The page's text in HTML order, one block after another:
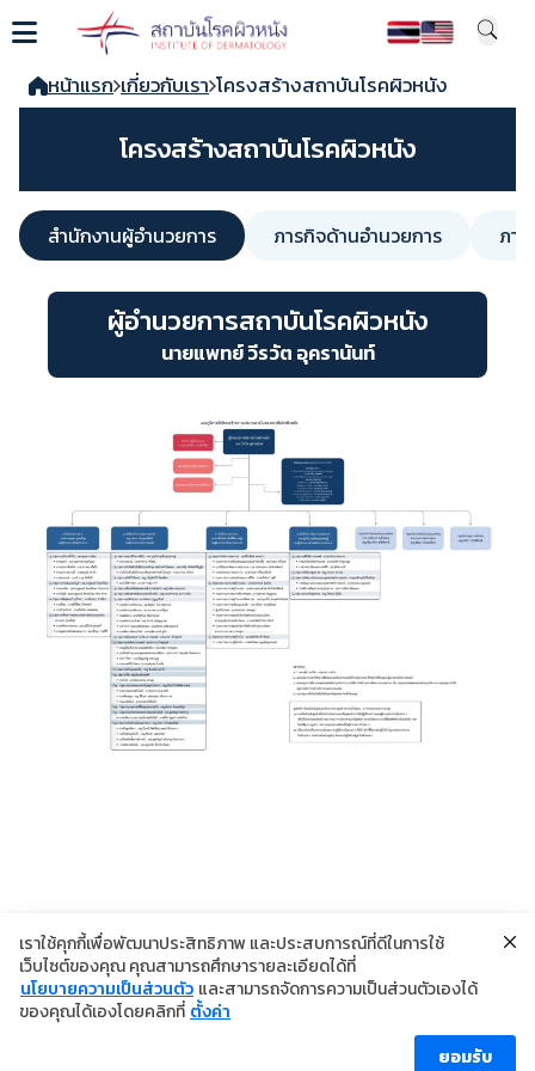
หน้าแรก เกี่ยวกับเรา โครงสร้างสถาบันโรคผิวหนัง
โครงสร้างสถาบันโรคผิวหนัง
สำนักงานผู้อำนวยการ ภารกิจด้านอำนวยการ ภา
ผู้อำนวยการสถาบันโรคผิวหนัง
นายแพทย์ วีรวัต อุครานันท์
©2024 Copyright Institute of Dermatology Thailand
เราใช้คุกกี้เพื่อพัฒนาประสิทธิภาพ และประสบการณ์ที่ดีในการใช้
เว็บไซต์ของคุณ คุณสามารถศึกษารายละเอียดได้ที่
นโยบายความเป็นส่วนตัว และสามารถจัดการความเป็นส่วนตัวเองได้
ของคุณได้เองโดยคลิกที่ ตั้งค่า
ยอมรับ